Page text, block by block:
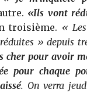
«Ils vont
troisième. «
» depuis
cher pour avoir
pour chaque
. On verra